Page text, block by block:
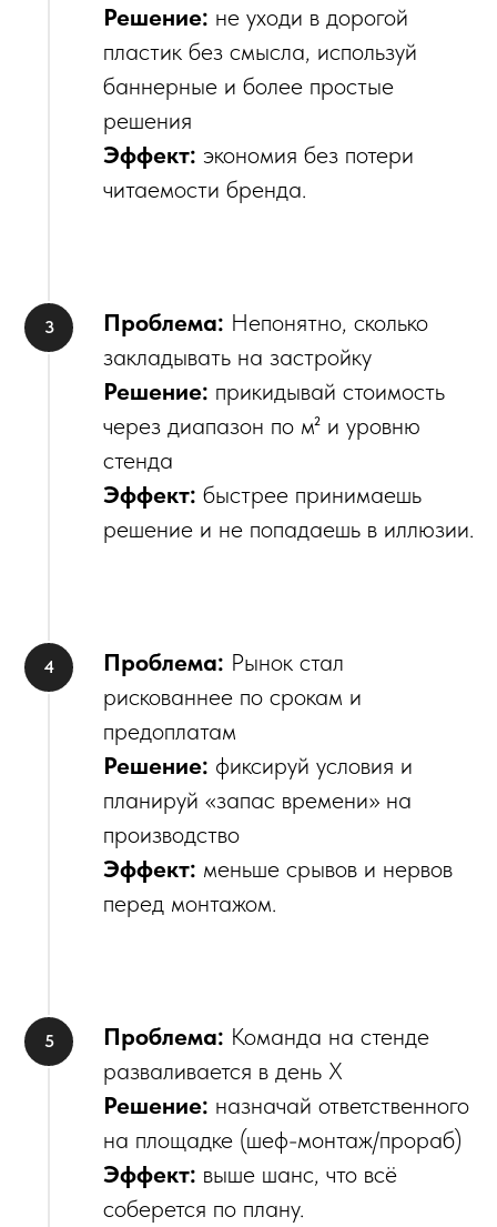
Решение: не уходи в дорогой
пластик без смысла, используй
баннерные и более простые
решения
Эффект: экономия без потери
читаемости бренда.
Проблема: Непонятно, сколько
закладывать на застройку
Решение: прикидывай стоимость
через диапазон по м² и уровню
стенда
Эффект: быстрее принимаешь
решение и не попадаешь в иллюзии.
Проблема: Рынок стал
рискованнее по срокам и
предоплатам
Решение: фиксируй условия и
планируй «запас времени» на
производство
Эффект: меньше срывов и нервов
перед монтажом.
Проблема: Команда на стенде
разваливается в день X
Решение: назначай ответственного
на площадке (шеф-монтаж/прораб)
Эффект: выше шанс, что всё
соберется по плану.